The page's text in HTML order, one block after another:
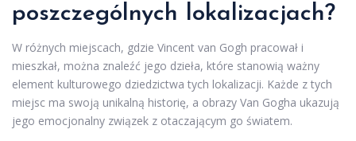
poszczególnych lokalizacjach?
W różnych miejscach, gdzie Vincent van Gogh pracował i
mieszkał, można znaleźć jego dzieła, które stanowią ważny
element kulturowego dziedzictwa tych lokalizacji. Każde z tych
miejsc ma swoją unikalną historię, a obrazy Van Gogha ukazują
jego emocjonalny związek z otaczającym go światem.